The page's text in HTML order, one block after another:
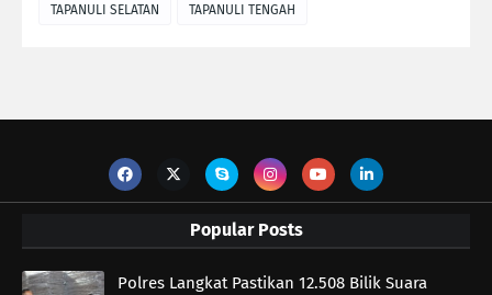
TAPANULI SELATAN TAPANULI TENGAH
Popular Posts
Polres Langkat Pastikan 12.508 Bilik Suara